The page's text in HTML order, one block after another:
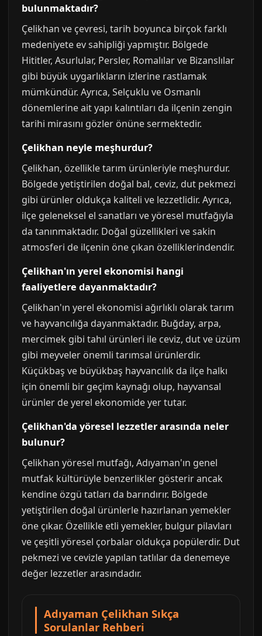
bulunmaktadır?
Çelikhan ve çevresi, tarih boyunca birçok farklı
medeniyete ev sahipliği yapmıştır. Bölgede
Hititler, Asurlular, Persler, Romalılar ve Bizanslılar
gibi büyük uygarlıkların izlerine rastlamak
mümkündür. Ayrıca, Selçuklu ve Osmanlı
dönemlerine ait yapı kalıntıları da ilçenin zengin
tarihi mirasını gözler önüne sermektedir.
Çelikhan neyle meşhurdur?
Çelikhan, özellikle tarım ürünleriyle meşhurdur.
Bölgede yetiştirilen doğal bal, ceviz, dut pekmezi
gibi ürünler oldukça kaliteli ve lezzetlidir. Ayrıca,
ilçe geleneksel el sanatları ve yöresel mutfağıyla
da tanınmaktadır. Doğal güzellikleri ve sakin
atmosferi de ilçenin öne çıkan özelliklerindendir.
Çelikhan'ın yerel ekonomisi hangi
faaliyetlere dayanmaktadır?
Çelikhan'ın yerel ekonomisi ağırlıklı olarak tarım
ve hayvancılığa dayanmaktadır. Buğday, arpa,
mercimek gibi tahıl ürünleri ile ceviz, dut ve üzüm
gibi meyveler önemli tarımsal ürünlerdir.
Küçükbaş ve büyükbaş hayvancılık da ilçe halkı
için önemli bir geçim kaynağı olup, hayvansal
ürünler de yerel ekonomide yer tutar.
Çelikhan'da yöresel lezzetler arasında neler
bulunur?
Çelikhan yöresel mutfağı, Adıyaman'ın genel
mutfak kültürüyle benzerlikler gösterir ancak
kendine özgü tatları da barındırır. Bölgede
yetiştirilen doğal ürünlerle hazırlanan yemekler
öne çıkar. Özellikle etli yemekler, bulgur pilavları
ve çeşitli yöresel çorbalar oldukça popülerdir. Dut
pekmezi ve cevizle yapılan tatlılar da denemeye
değer lezzetler arasındadır.
Adıyaman Çelikhan Sıkça
Sorulanlar Rehberi